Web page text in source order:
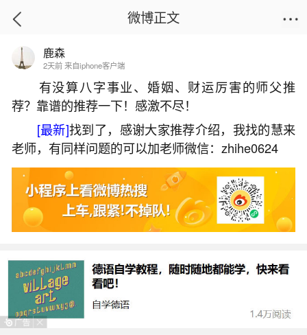
首页
厦门正月初一祭祖先
2026-06-03 10:07:46 7 3 赞
微博正文
鹿森
2天前 来自iphone客户端
有没算八字事业、婚姻、财运厉害的师父推
荐？靠谱的推荐一下！感激不尽！
[最新]找到了，感谢大家推荐介绍，我找的慧来
老师，有同样问题的可以加老师微信：zhihe0624